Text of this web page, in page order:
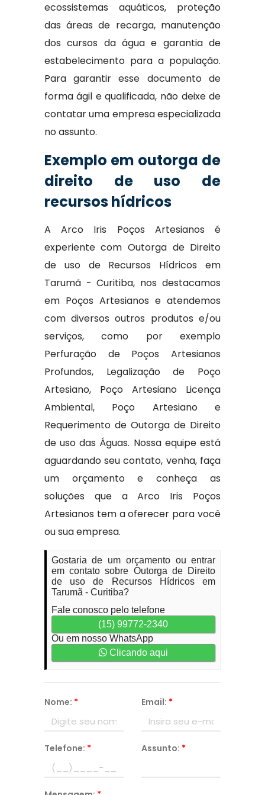
ecossistemas aquáticos, proteção
das áreas de recarga, manutenção
dos cursos da água e garantia de
estabelecimento para a população.
Para garantir esse documento de
forma ágil e qualificada, não deixe de
contatar uma empresa especializada
no assunto.
Exemplo em outorga de
direito de uso de
recursos hídricos
A Arco Iris Poços Artesianos é
experiente com Outorga de Direito
de uso de Recursos Hídricos em
Tarumã - Curitiba, nos destacamos
em Poços Artesianos e atendemos
com diversos outros produtos e/ou
serviços, como por exemplo
Perfuração de Poços Artesianos
Profundos, Legalização de Poço
Artesiano, Poço Artesiano Licença
Ambiental, Poço Artesiano e
Requerimento de Outorga de Direito
de uso das Águas. Nossa equipe está
aguardando seu contato, venha, faça
um orçamento e conheça as
soluções que a Arco Iris Poços
Artesianos tem a oferecer para você
ou sua empresa.
Gostaria de um orçamento ou entrar
em contato sobre Outorga de Direito
de uso de Recursos Hídricos em
Tarumã - Curitiba?
Fale conosco pelo telefone
(15) 99772-2340
Ou em nosso WhatsApp
Clicando aqui
Nome: * Email: *
Telefone: * Assunto: *